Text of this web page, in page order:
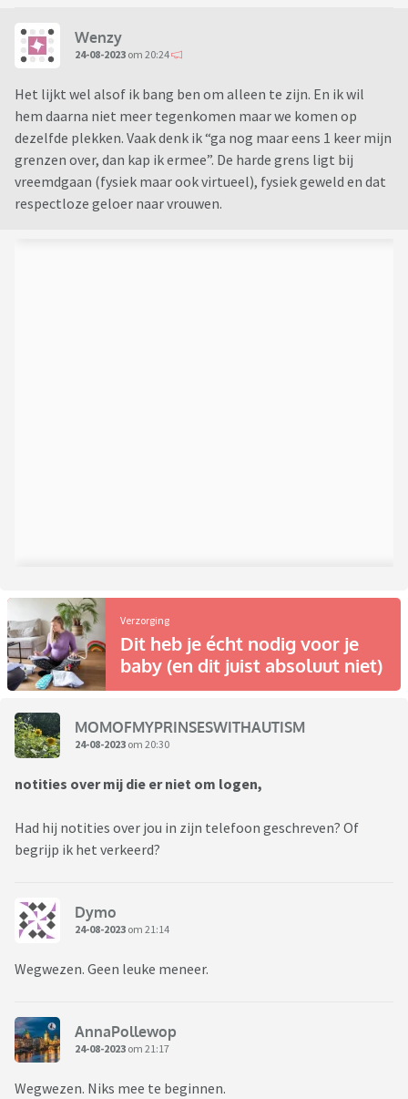
Wenzy
24-08-2023 om 20:24
Het lijkt wel alsof ik bang ben om alleen te zijn. En ik wil
hem daarna niet meer tegenkomen maar we komen op
dezelfde plekken. Vaak denk ik “ga nog maar eens 1 keer mijn
grenzen over, dan kap ik ermee”. De harde grens ligt bij
vreemdgaan (fysiek maar ook virtueel), fysiek geweld en dat
respectloze geloer naar vrouwen.
Verzorging
Dit heb je écht nodig voor je
baby (en dit juist absoluut niet)
MOMOFMYPRINSESWITHAUTISM
24-08-2023 om 20:30
notities over mij die er niet om logen,
Had hij notities over jou in zijn telefoon geschreven? Of
begrijp ik het verkeerd?
Dymo
24-08-2023 om 21:14
Wegwezen. Geen leuke meneer.
AnnaPollewop
24-08-2023 om 21:17
Wegwezen. Niks mee te beginnen.